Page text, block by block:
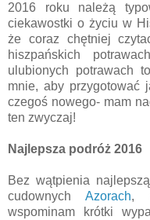
2016 roku należą
ciekawostki o życiu w
że coraz chętniej
hiszpańskich
ulubionych potrawach
mnie, aby przygotować
czegoś nowego- mam
ten zwyczaj!
Najlepsza podróż 2016
Bez wątpienia
cudownychAzorach,
wspominam krótki